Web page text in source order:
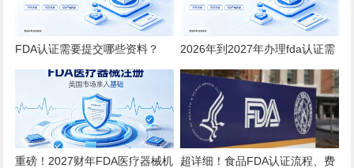
FDA认证需要提交哪些资料？
2026全品类详细清单
2026年到2027年办理fda认证需
要多少钱？
重磅！2027财年FDA医疗器械机
超详细！食品FDA认证流程、费